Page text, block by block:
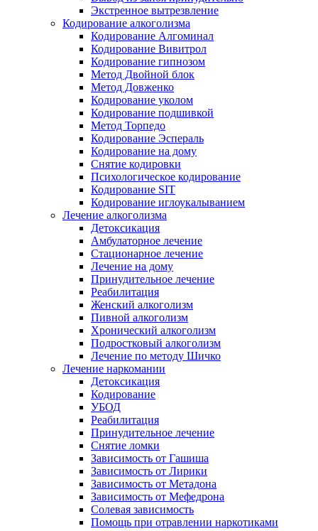
Экстренное вытрезвление
Кодирование алкоголизма
Кодирование Алгоминал
Кодирование Вивитрол
Кодирование гипнозом
Метод Двойной блок
Метод Довженко
Кодирование уколом
Кодирование подшивкой
Метод Торпедо
Кодирование Эспераль
Кодирование на дому
Снятие кодировки
Психологическое кодирование
Кодирование SIT
Кодирование иглоукалыванием
Лечение алкоголизма
Детоксикация
Амбулаторное лечение
Стационарное лечение
Лечение на дому
Принудительное лечение
Реабилитация
Женский алкоголизм
Пивной алкоголизм
Хронический алкоголизм
Подростковый алкоголизм
Лечение по методу Шичко
Лечение наркомании
Детоксикация
Кодирование
УБОД
Реабилитация
Принудительное лечение
Снятие ломки
Зависимость от Гашиша
Зависимость от Лирики
Зависимость от Метадона
Зависимость от Мефедрона
Солевая зависимость
Помощь при отравлении наркотиками